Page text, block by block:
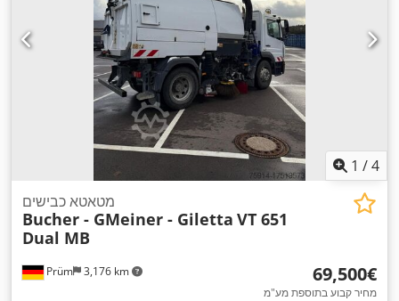
1 /4
Prüm 3,176 km
מטאטא כבישים
Bucher - GMeiner - Giletta VT 651
Dual MB
‏69,500 ‏€
מחיר קבוע בתוספת מע"מ